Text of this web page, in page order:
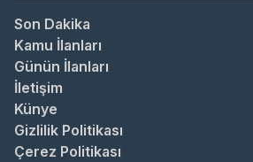
Son Dakika
Kamu İlanları
Günün İlanları
İletişim
Künye
Gizlilik Politikası
Çerez Politikası